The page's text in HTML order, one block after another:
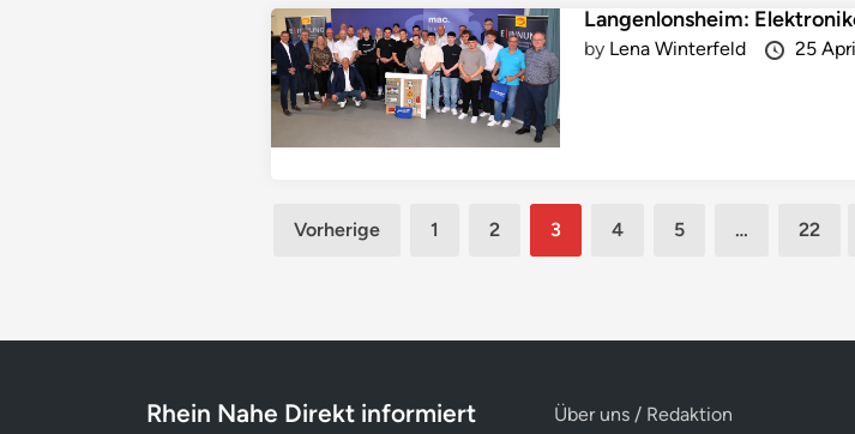
Langenlonsheim:
by Lena Winterfeld 25
Seitennummerierung
der
Vorherige 1 2 3 4 5 … 22
Rhein Nahe Direkt informiert Über uns / Redaktion